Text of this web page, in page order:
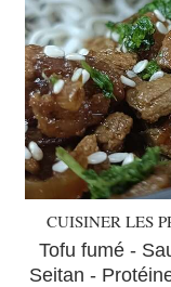
CUISINER LES
Tofu fumé -
Seitan -